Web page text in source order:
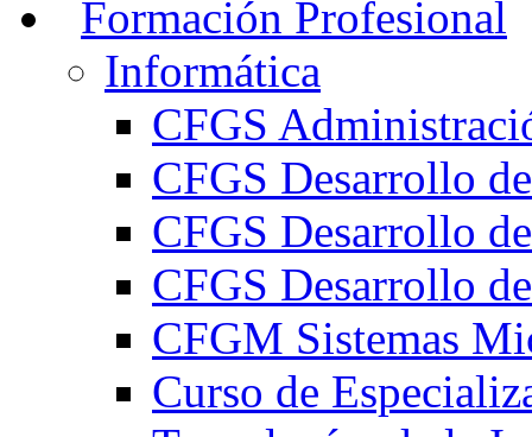
Formación Profesional
Informática
CFGS
CFGS Desarrollo
CFGS Desarrollo
CFGS Desarrollo
CFGM Sistemas
Curso de